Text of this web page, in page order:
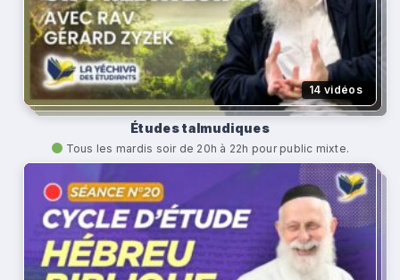
14 vidéos
Études talmudiques
Tous les mardis soir de 20h à 22h pour public mixte.